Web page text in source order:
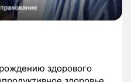
здорового